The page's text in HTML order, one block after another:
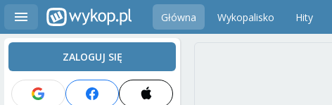
Główna Wykopalisko Hity
ZALOGUJ SIĘ